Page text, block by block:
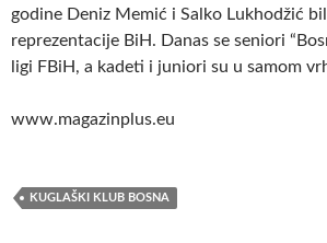
godine Deniz Memić i Salko Lukhodžić
reprezentacije BiH. Danas se seniori
ligi FBiH, a kadeti i juniori su u samom
www.magazinplus.eu
KUGLAŠKI KLUB BOSNA